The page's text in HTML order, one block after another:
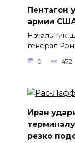
Пентагон
армии
Начальник
генерал
0 472
Иран
резко